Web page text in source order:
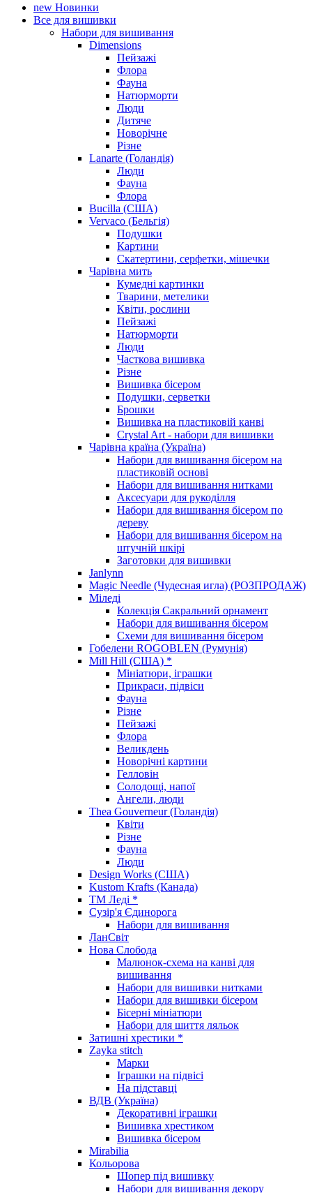
new Новинки
Все для вишивки
Набори для вишивання
Dimensions
Пейзажі
Флора
Фауна
Натюрморти
Люди
Дитяче
Новорічне
Різне
Lanarte (Голандія)
Люди
Фауна
Флора
Bucilla (США)
Vervaco (Бельгія)
Подушки
Картини
Скатертини, серфетки, мішечки
Чарiвна мить
Кумедні картинки
Тварини, метелики
Квіти, рослини
Пейзажі
Натюрморти
Люди
Часткова вишивка
Різне
Вишивка бісером
Подушки, серветки
Брошки
Вишивка на пластиковій канві
Crystal Art - набори для вишивки
Чарівна країна (Україна)
Набори для вишивання бісером на
пластиковій основі
Набори для вишивання нитками
Аксесуари для рукоділля
Набори для вишивання бісером по
дереву
Набори для вишивання бісером на
штучній шкірі
Заготовки для вишивки
Janlynn
Magic Needle (Чудесная игла) (РОЗПРОДАЖ)
Міледі
Колекція Сакральний орнамент
Набори для вишивання бісером
Схеми для вишивання бісером
Гобелени ROGOBLEN (Румунія)
Mill Hill (США) *
Мініатюри, іграшки
Прикраси, підвіси
Фауна
Різне
Пейзажі
Флора
Великдень
Новорічні картини
Гелловін
Солодощі, напої
Ангели, люди
Thea Gouverneur (Голандія)
Квіти
Різне
Фауна
Люди
Design Works (США)
Kustom Krafts (Канада)
ТМ Леді *
Сузір'я Єдинорога
Набори для вишивання
ЛанСвіт
Нова Слобода
Малюнок-схема на канві для
вишивання
Набори для вишивки нитками
Набори для вишивки бісером
Бісерні мініатюри
Набори для шиття ляльок
Затишні хрестики *
Zayka stitch
Марки
Іграшки на підвісі
На підставці
ВДВ (Україна)
Декоративні іграшки
Вишивка хрестиком
Вишивка бісером
Mirabilia
Кольорова
Шопер під вишивку
Набори для вишивання декору